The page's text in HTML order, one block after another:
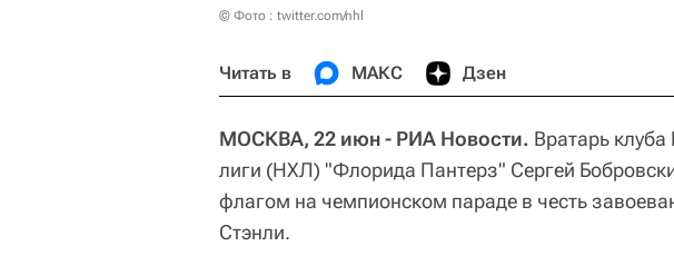
© Фото : twitter.com/nhl
Читать в МАКС Дзен
МОСКВА, 22 июн - РИА Новости. Вратарь
лиги (НХЛ) "Флорида Пантерз" Сергей
флагом на чемпионском параде в честь
Стэнли.